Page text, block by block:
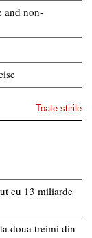
and non-
Toate stirile
cu 13 miliarde
doua treimi din